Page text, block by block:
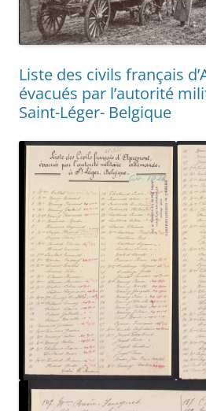
Liste des civils français
évacués par l’autorité
Saint-Léger- Belgique